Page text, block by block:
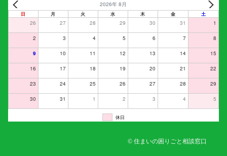
2026年 8月
日 月 火 水 木 金 土
26 27 28 29 30 31 1
2 3 4 5 6 7 8
9 10 11 12 13 14 15
16 17 18 19 20 21 22
23 24 25 26 27 28 29
30 31 1 2 3 4 5
休日
© 住まいの困りごと相談窓口